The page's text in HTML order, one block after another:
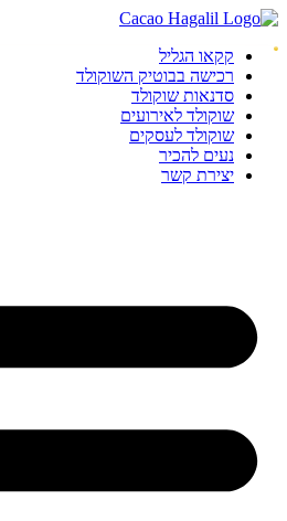
קקאו הגליל
רכישה בבוטיק השוקולד
סדנאות שוקולד
שוקולד לאירועים
שוקולד לעסקים
נעים להכיר
יצירת קשר